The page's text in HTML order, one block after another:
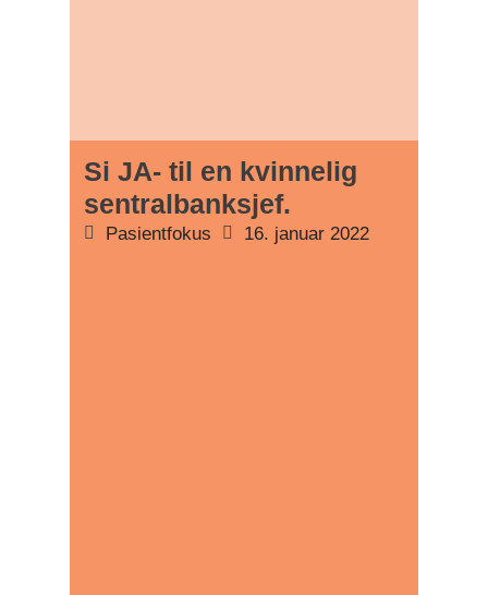
Si JA- til en kvinnelig
sentralbanksjef.
Pasientfokus 16. januar 2022